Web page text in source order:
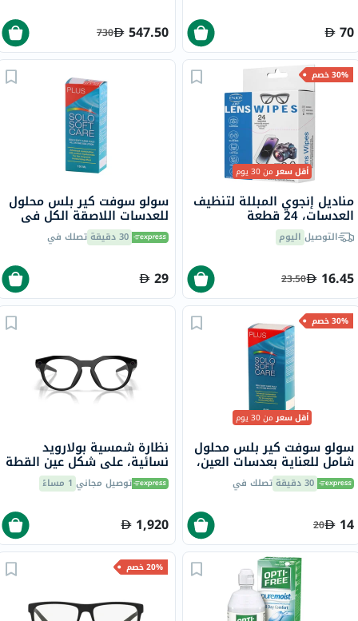
70
547.50
730
30% خصم
أقل سعرمن 30 يوم
مناديل إنجوي المبللة لتنظيف
العدسات، 24 قطعة
التوصيل اليوم
16.45
23.50
سولو سوفت كير بلس محلول
للعدسات اللاصقة الكل في
واحد 150 مل 30 دقيقة تصلك في
29
30% خصم
أقل سعرمن 30 يوم
سولو سوفت كير بلس محلول
شامل للعناية بعدسات العين،
60 مل 30 دقيقة تصلك في
14
20
نظارة شمسية بولارويد
نسائية، على شكل عين القطة
PLD 4080/S - عنابيتوصيل مجاني 1 مساءً
1,920
20% خصم